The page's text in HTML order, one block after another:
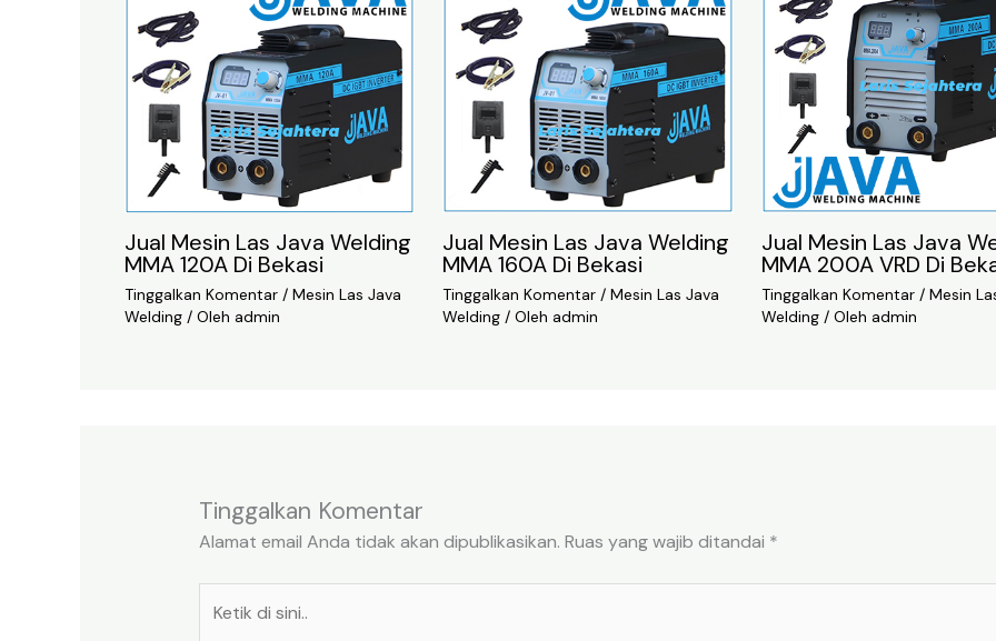
Jual Mesin Las Java Welding
MMA 120A Di Bekasi
Tinggalkan Komentar / Mesin Las Java
Welding / Oleh admin
Jual Mesin Las Java Welding
MMA 160A Di Bekasi
Tinggalkan Komentar /Mesin Las Java
Welding / Olehadmin
Jual Mesin Las Java
MMA 200A VRD Di
Tinggalkan Komentar / Mesin
Welding/ Oleh admin
Tinggalkan Komentar
Alamat email Anda tidak akan dipublikasikan. Ruas yang wajib ditandai *